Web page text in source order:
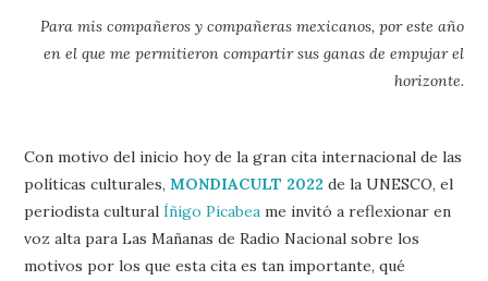
Para mis compañeros y compañeras mexicanos, por este año
en el que me permitieron compartir sus ganas de empujar el
horizonte.
Con motivo del inicio hoy de la gran cita internacional de las
políticas culturales,MONDIACULT 2022 de la UNESCO, el
periodista culturalÍñigo Picabea me invitó a reflexionar en
voz alta para Las Mañanas de Radio Nacional sobre los
motivos por los que esta cita es tan importante, qué